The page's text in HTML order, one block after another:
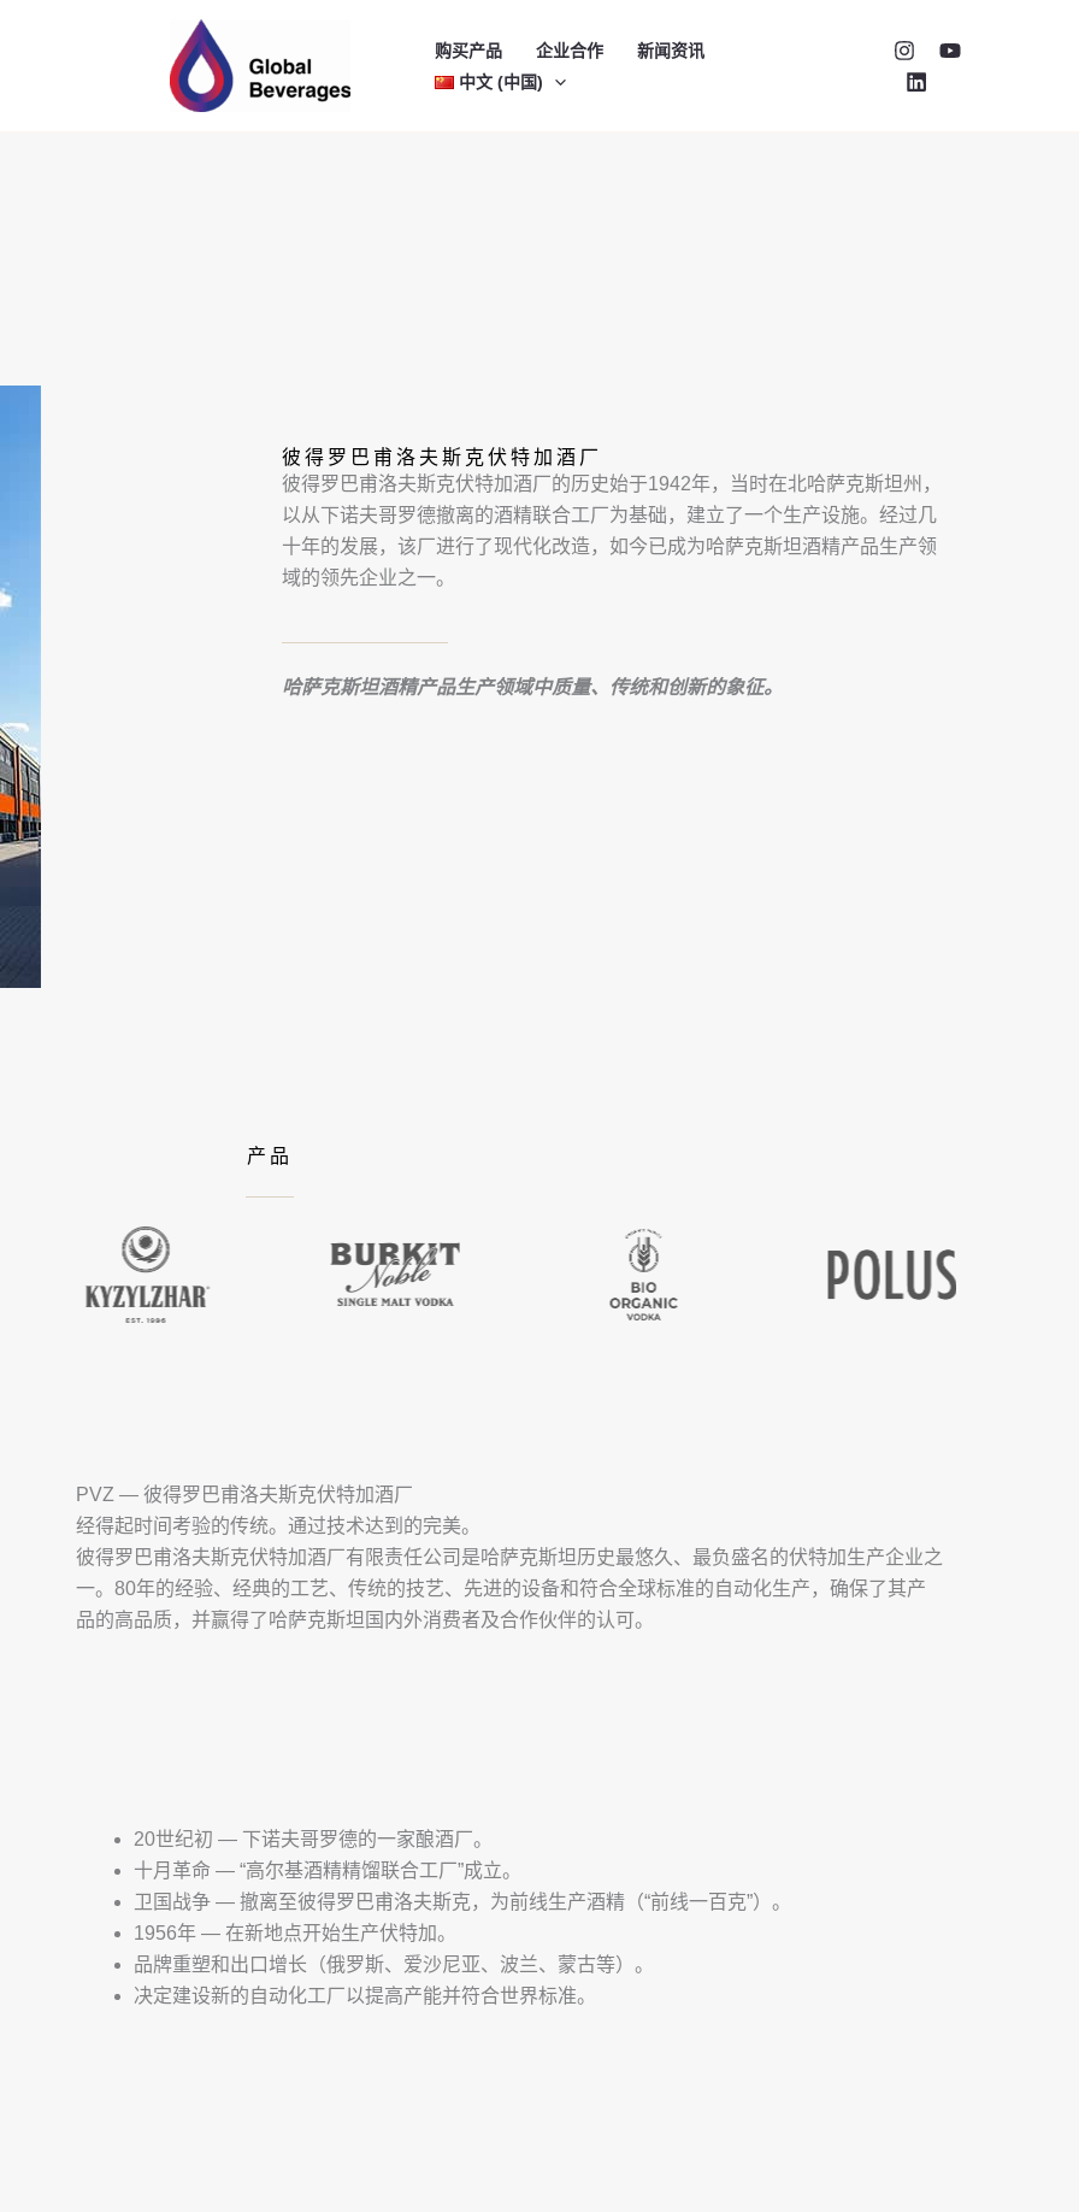
购买产品 企业合作
新闻资讯
中文 (中国)
彼得罗巴甫洛夫斯克伏特加酒厂
彼得罗巴甫洛夫斯克伏特加酒厂的历史始于1942年，当时在北哈萨克斯坦州，
以从下诺夫哥罗德撤离的酒精联合工厂为基础，建立了一个生产设施。经过几
十年的发展，该厂进行了现代化改造，如今已成为哈萨克斯坦酒精产品生产领
域的领先企业之一。
哈萨克斯坦酒精产品生产领域中质量、传统和创新的象征。
产品
PVZ — 彼得罗巴甫洛夫斯克伏特加酒厂
经得起时间考验的传统。通过技术达到的完美。
彼得罗巴甫洛夫斯克伏特加酒厂有限责任公司是哈萨克斯坦历史最悠久、最负盛名的伏特加生产企业之
一。80年的经验、经典的工艺、传统的技艺、先进的设备和符合全球标准的自动化生产，确保了其产
品的高品质，并赢得了哈萨克斯坦国内外消费者及合作伙伴的认可。
20世纪初 — 下诺夫哥罗德的一家酿酒厂。
十月革命 — “高尔基酒精精馏联合工厂”成立。
卫国战争 — 撤离至彼得罗巴甫洛夫斯克，为前线生产酒精（“前线一百克”）。
1956年 — 在新地点开始生产伏特加。
品牌重塑和出口增长（俄罗斯、爱沙尼亚、波兰、蒙古等）。
决定建设新的自动化工厂以提高产能并符合世界标准。